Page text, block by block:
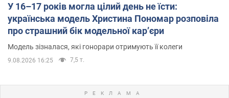
У 16–17 років могла цілий день не їсти:
українська модель Христина Пономар розповіла
про страшний бік модельної кар’єри
Модель зізналася, які гонорари отримують її колеги
9.08.2026 16:25 7,5 т.